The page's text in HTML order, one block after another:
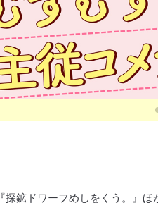
『探鉱ドワーフめしをくう。』ほ